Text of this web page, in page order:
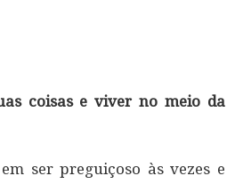
coisas e viver no meio da
ser preguiçoso às vezes e